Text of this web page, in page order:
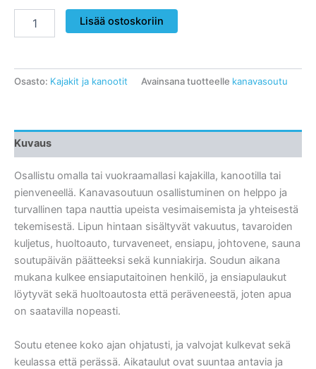
Yksinsoutajat
päivää
määrä
Lisää ostoskoriin
Osasto: Kajakit ja kanootit Avainsana tuotteelle kanavasoutu
Kuvaus
Osallistu omalla tai vuokraamallasi kajakilla, kanootilla tai
pienveneellä. Kanavasoutuun osallistuminen on helppo ja
turvallinen tapa nauttia upeista vesimaisemista ja yhteisestä
tekemisestä. Lipun hintaan sisältyvät vakuutus, tavaroiden
kuljetus, huoltoauto, turvaveneet, ensiapu, johtovene, sauna
soutupäivän päätteeksi sekä kunniakirja. Soudun aikana
mukana kulkee ensiaputaitoinen henkilö, ja ensiapulaukut
löytyvät sekä huoltoautosta että peräveneestä, joten apua
on saatavilla nopeasti.
Soutu etenee koko ajan ohjatusti, ja valvojat kulkevat sekä
keulassa että perässä. Aikataulut ovat suuntaa antavia ja